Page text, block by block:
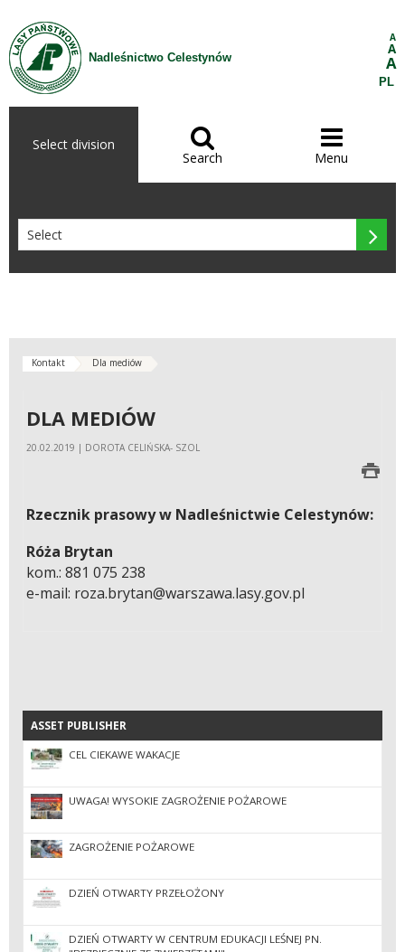
Skip to Content
Nadleśnictwo Celestynów
A
A
A
PL
Select division 
Search

Menu

Kontakt Dla mediów
DLA MEDIÓW
20.02.2019 | DOROTA CELIŃSKA- SZOL
Rzecznik prasowy w Nadleśnictwie Celestynów:
Róża Brytan
kom.: 881 075 238
e-mail: roza.brytan@warszawa.lasy.gov.pl
ASSET PUBLISHER
ASSET PUBLISHER
CEL CIEKAWE WAKACJE
UWAGA! WYSOKIE ZAGROŻENIE POŻAROWE
ZAGROŻENIE POŻAROWE
DZIEŃ OTWARTY PRZEŁOŻONY
DZIEŃ OTWARTY W CENTRUM EDUKACJI LEŚNEJ PN.